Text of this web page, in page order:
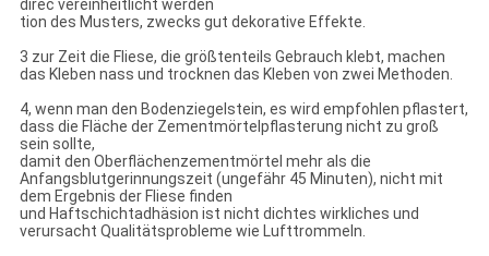
direc vereinheitlicht werden
tion des Musters, zwecks gut dekorative Effekte.
3 zur Zeit die Fliese, die größtenteils Gebrauch klebt, machen
das Kleben nass und trocknen das Kleben von zwei Methoden.
4, wenn man den Bodenziegelstein, es wird empfohlen pflastert,
dass die Fläche der Zementmörtelpflasterung nicht zu groß
sein sollte,
damit den Oberflächenzementmörtel mehr als die
Anfangsblutgerinnungszeit (ungefähr 45 Minuten), nicht mit
dem Ergebnis der Fliese finden
und Haftschichtadhäsion ist nicht dichtes wirkliches und
verursacht Qualitätsprobleme wie Lufttrommeln.